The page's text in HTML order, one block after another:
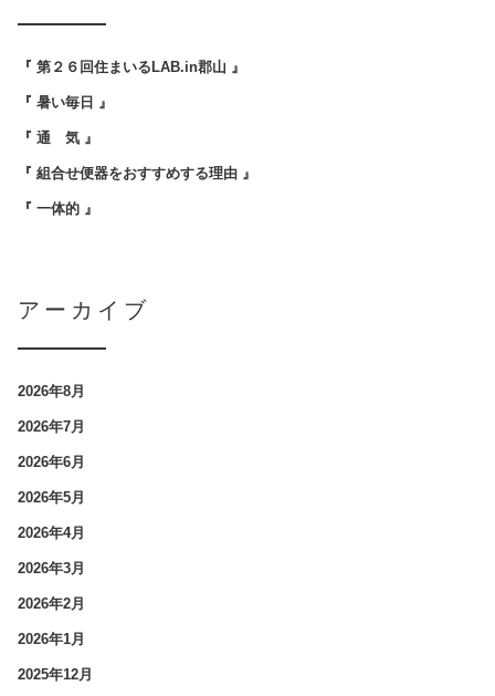
『 第２６回住まいるLAB.in郡山 』
『 暑い毎日 』
『 通 気 』
『 組合せ便器をおすすめする理由 』
『 一体的 』
アーカイブ
2026年8月
2026年7月
2026年6月
2026年5月
2026年4月
2026年3月
2026年2月
2026年1月
2025年12月